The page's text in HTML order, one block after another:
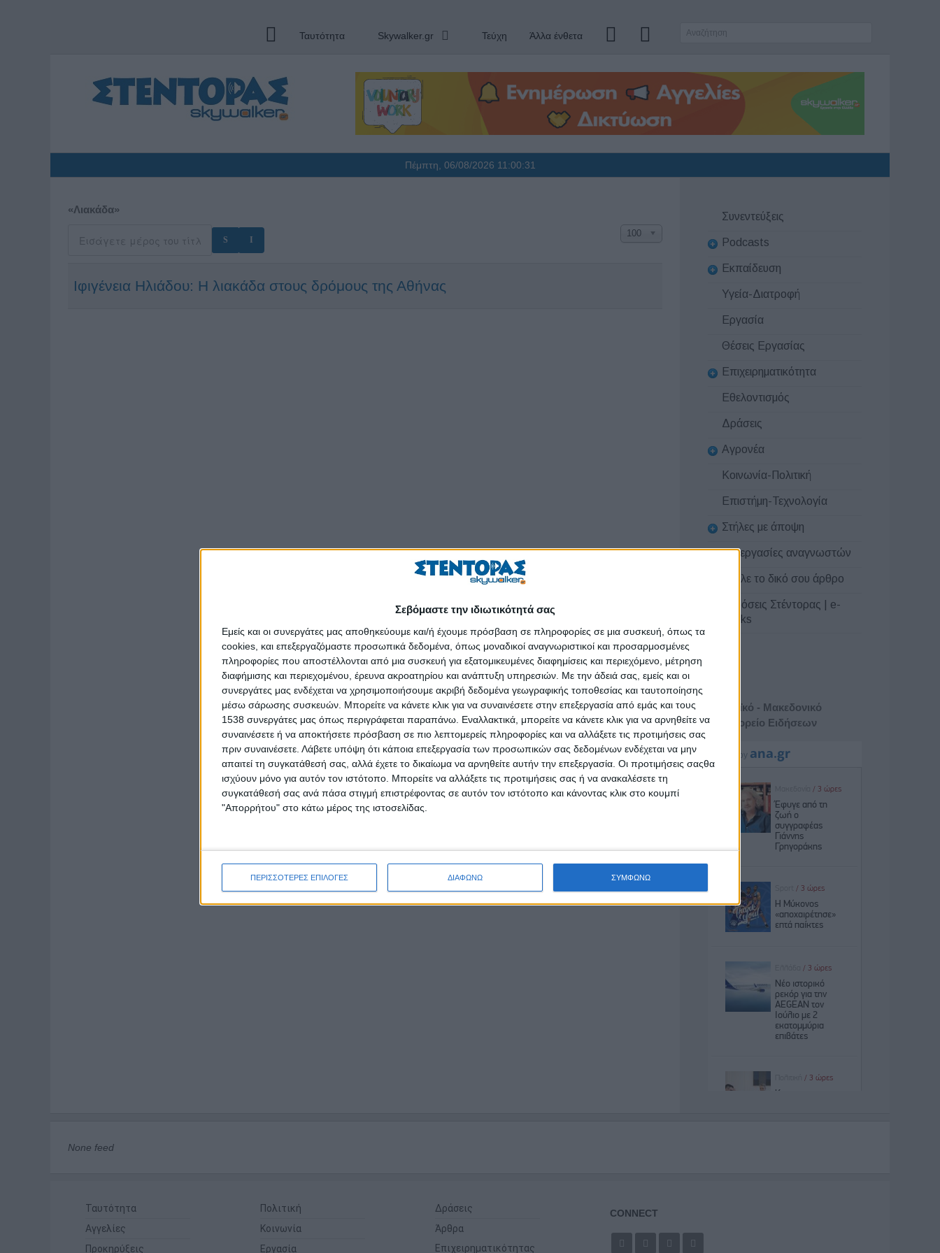
Σεβόμαστε την ιδιωτικότητά σας
Εμείς και οι συνεργάτες μας αποθηκεύουμε και/ή έχουμε πρόσβαση σε πληροφορίες σε μια συσκευή, όπως τα
cookies, και επεξεργαζόμαστε προσωπικά δεδομένα, όπως μοναδικοί αναγνωριστικοί και προσαρμοσμένες
πληροφορίες που αποστέλλονται από μια συσκευή για εξατομικευμένες διαφημίσεις και περιεχόμενο, μέτρηση
διαφήμισης και περιεχομένου, έρευνα ακροατηρίου και ανάπτυξη υπηρεσιών. Με την άδειά σας, εμείς και οι
συνεργάτες μας ενδέχεται να χρησιμοποιήσουμε ακριβή δεδομένα γεωγραφικής τοποθεσίας και ταυτοποίησης
μέσω σάρωσης συσκευών. Μπορείτε να κάνετε κλικ για να συναινέσετε στην επεξεργασία από εμάς και τους
1538 συνεργάτες μας όπως περιγράφεται παραπάνω. Εναλλακτικά, μπορείτε να κάνετε κλικ για να αρνηθείτε να
συναινέσετε ή να αποκτήσετε πρόσβαση σε πιο λεπτομερείς πληροφορίες και να αλλάξετε τις προτιμήσεις σας
πριν συναινέσετε. Λάβετε υπόψη ότι κάποια επεξεργασία των προσωπικών σας δεδομένων ενδέχεται να μην
απαιτεί τη συγκατάθεσή σας, αλλά έχετε το δικαίωμα να αρνηθείτε αυτήν την επεξεργασία. Οι προτιμήσεις σαςθα
ισχύουν μόνο για αυτόν τον ιστότοπο. Μπορείτε να αλλάξετε τις προτιμήσεις σας ή να ανακαλέσετε τη
συγκατάθεσή σας ανά πάσα στιγμή επιστρέφοντας σε αυτόν τον ιστότοπο και κάνοντας κλικ στο κουμπί
"Απορρήτου" στο κάτω μέρος της ιστοσελίδας.
ΠΕΡΙΣΣΟΤΕΡΕΣ ΕΠΙΛΟΓΕΣ ΔΙΑΦΩΝΩ ΣΥΜΦΩΝΩ
Ταυτότητα Skywalker.gr Τεύχη Άλλα ένθετα
Πέμπτη, 06/08/2026 11:00:32
«Λιακάδα»
100
Ιφιγένεια Ηλιάδου: Η λιακάδα στους δρόμους της Αθήνας
Συνεντεύξεις
Podcasts
Εκπαίδευση
Υγεία-Διατροφή
Εργασία
Θέσεις Εργασίας
Επιχειρηματικότητα
Εθελοντισμός
Δράσεις
Αγρονέα
Κοινωνία-Πολιτική
Επιστήμη-Τεχνολογία
Στήλες με άποψη
Συνεργασίες αναγνωστών
Στείλε το δικό σου άρθρο
Εκδόσεις Στέντορας | e-
books
Αθηναϊκό - Μακεδονικό
Πρακτορείο Ειδήσεων
None feed
Ταυτότητα
Αγγελίες
Προκηρύξεις
Πολιτική
Κοινωνία
Εργασία
Δράσεις
Άρθρα
Επιχειρηματικότητας
CONNECT